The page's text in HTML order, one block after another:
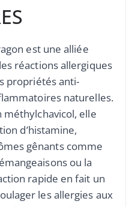
est une alliée
réactions allergiques
propriétés anti-
naturelles.
méthylchavicol, elle
d’histamine,
gênants comme
ou la
rapide en fait un
les allergies aux